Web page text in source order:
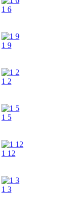
1 6
1 9
1 2
1 5
1 12
1 3